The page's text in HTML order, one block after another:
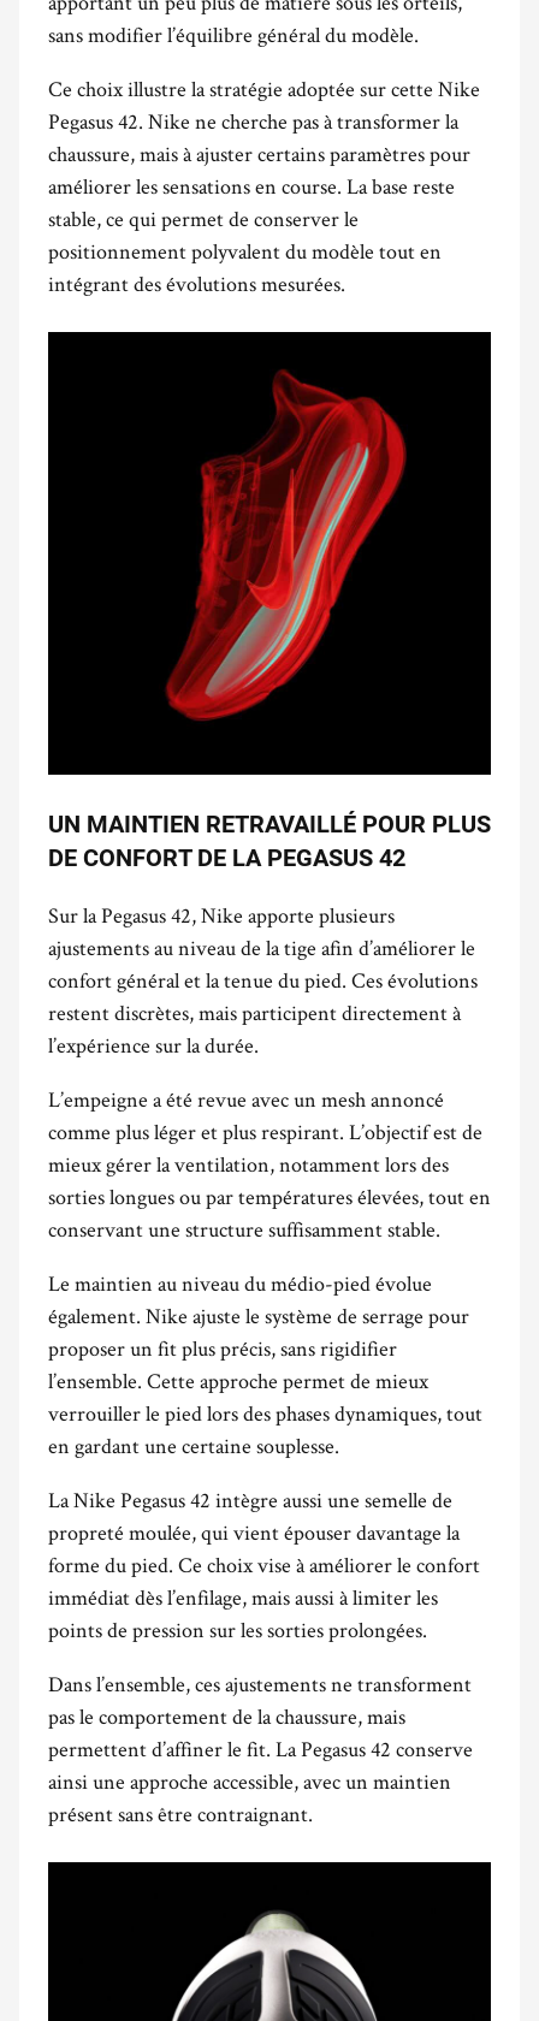
sans modifier l’équilibre général du modèle.
Ce choix illustre la stratégie adoptée sur cette Nike
Pegasus 42. Nike ne cherche pas à transformer la
chaussure, mais à ajuster certains paramètres pour
améliorer les sensations en course. La base reste
stable, ce qui permet de conserver le
positionnement polyvalent du modèle tout en
intégrant des évolutions mesurées.
UN MAINTIEN RETRAVAILLÉ POUR PLUS
DE CONFORT DE LA PEGASUS 42
Sur la Pegasus 42, Nike apporte plusieurs
ajustements au niveau de la tige afin d’améliorer le
confort général et la tenue du pied. Ces évolutions
restent discrètes, mais participent directement à
l’expérience sur la durée.
L’empeigne a été revue avec un mesh annoncé
comme plus léger et plus respirant. L’objectif est de
mieux gérer la ventilation, notamment lors des
sorties longues ou par températures élevées, tout en
conservant une structure suffisamment stable.
Le maintien au niveau du médio-pied évolue
également. Nike ajuste le système de serrage pour
proposer un fit plus précis, sans rigidifier
l’ensemble. Cette approche permet de mieux
verrouiller le pied lors des phases dynamiques, tout
en gardant une certaine souplesse.
La Nike Pegasus 42 intègre aussi une semelle de
propreté moulée, qui vient épouser davantage la
forme du pied. Ce choix vise à améliorer le confort
immédiat dès l’enfilage, mais aussi à limiter les
points de pression sur les sorties prolongées.
Dans l’ensemble, ces ajustements ne transforment
pas le comportement de la chaussure, mais
permettent d’affiner le fit. La Pegasus 42 conserve
ainsi une approche accessible, avec un maintien
présent sans être contraignant.